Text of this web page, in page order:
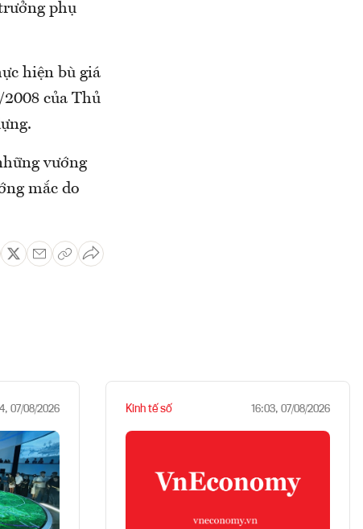
phụ
hiện bù giá
của Thủ
vướng
mắc do
07/08/2026 Kinh tế số 16:03, 07/08/2026